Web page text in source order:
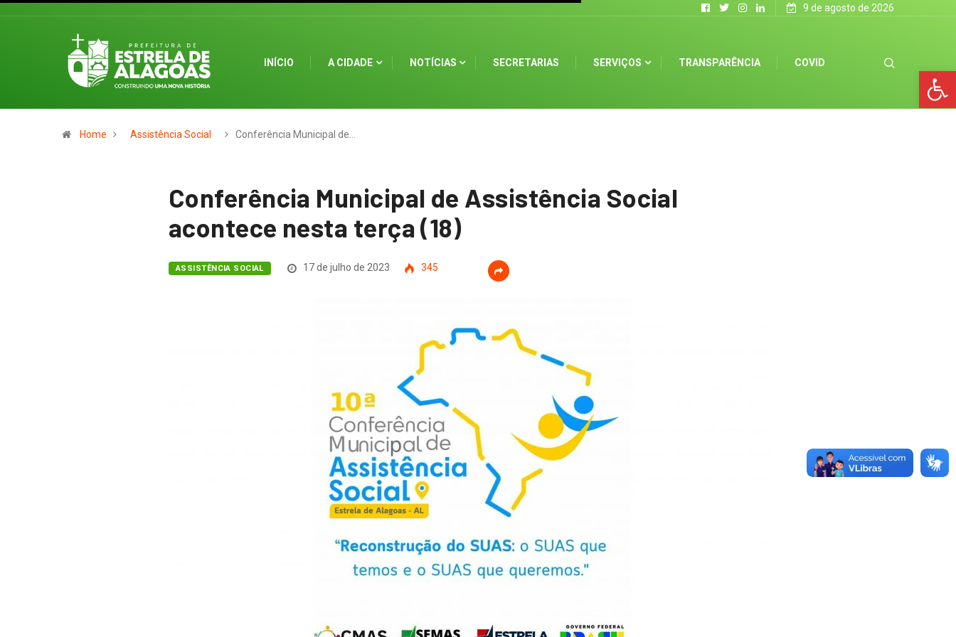
9 de agosto de 2026
INÍCIO A CIDADE NOTÍCIAS SECRETARIAS SERVIÇOS TRANSPARÊNCIA COVID
Home Assistência Social Conferência Municipal de…
Conferência Municipal de Assistência Social
acontece nesta terça (18)
ASSISTÊNCIA SOCIAL 17 de julho de 2023 345